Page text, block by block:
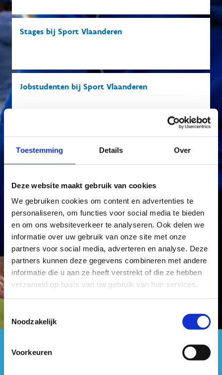
Toestemming Details Over
Deze website maakt gebruik van cookies
We gebruiken cookies om content en advertenties te
personaliseren, om functies voor social media te bieden
en om ons websiteverkeer te analyseren. Ook delen we
informatie over uw gebruik van onze site met onze
partners voor social media, adverteren en analyse. Deze
partners kunnen deze gegevens combineren met andere
informatie die u aan ze heeft verstrekt of die ze hebben
verzameld op basis van uw gebruik van hun services.
Noodzakelijk
Voorkeuren
Stages bij Sport Vlaanderen
Jobstudenten bij Sport Vlaanderen
Plaats gratis een sportvacature
Werken in de sportsector
#sportersbelevenmeer